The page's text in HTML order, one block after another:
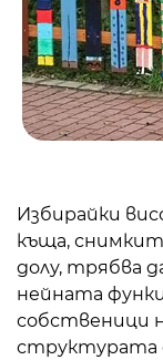
Избирайки
къща,
долу, трябва
нейната
собственици
структурата